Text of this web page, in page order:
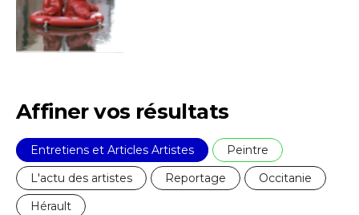
Affiner vos résultats
Entretiens et Articles Artistes
Peintre
L'actu des artistes
Reportage
Occitanie
Hérault